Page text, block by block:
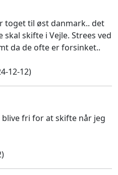
toget til øst danmark.. det
skifte i Vejle. Strees ved
da de ofte er forsinket..
12-12)
blive fri for at skifte når jeg